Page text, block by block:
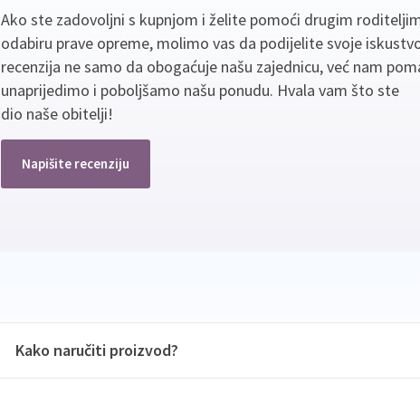
Ako ste zadovoljni s kupnjom i želite pomoći drugim
odabiru prave opreme, molimo vas da podijelite svoje
recenzija ne samo da obogaćuje našu zajednicu, već nam
unaprijedimo i poboljšamo našu ponudu. Hvala vam što ste
dio naše obitelji!
Napišite recenziju
Kako naručiti proizvod?